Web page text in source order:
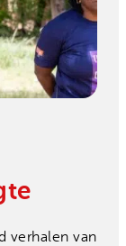
verhalen van